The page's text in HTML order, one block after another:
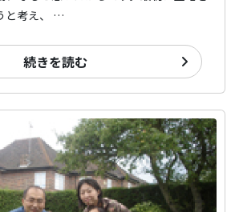
と考え、 …
続きを読む